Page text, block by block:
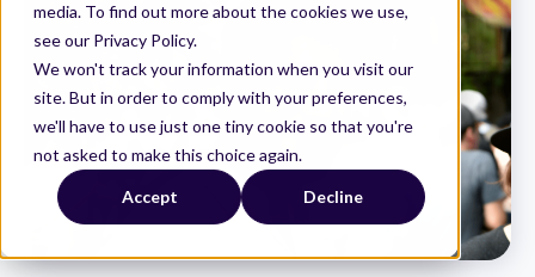
media. To find out more about the cookies we use,
see our Privacy Policy.
We won't track your information when you visit our
site. But in order to comply with your preferences,
we'll have to use just one tiny cookie so that you're
not asked to make this choice again.
Accept Decline